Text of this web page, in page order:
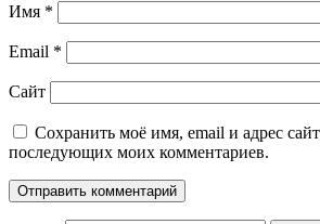
Имя *
Email *
Сайт
Сохранить моё имя, email и адрес
последующих моих комментариев.